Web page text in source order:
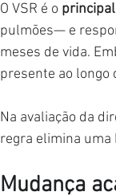
O VSR é o
pulmões— e
meses de vida.
presente ao longo
Na avaliação da
regra elimina uma
Mudança